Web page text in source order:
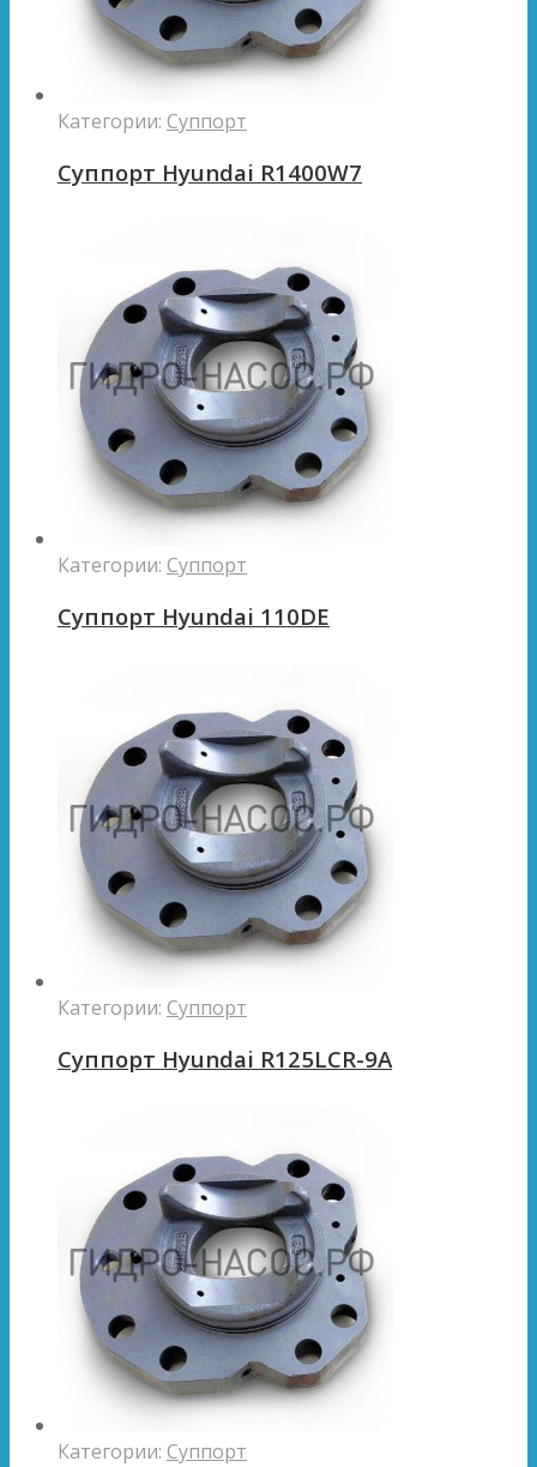
Категории: Суппорт
Суппорт Hyundai R1400W7
Категории: Суппорт
Суппорт Hyundai 110DE
Категории: Суппорт
Суппорт Hyundai R125LCR-9A
Категории: Суппорт